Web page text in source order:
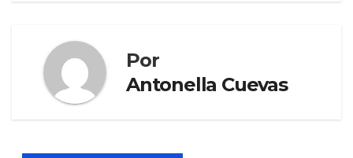
Por
Antonella Cuevas